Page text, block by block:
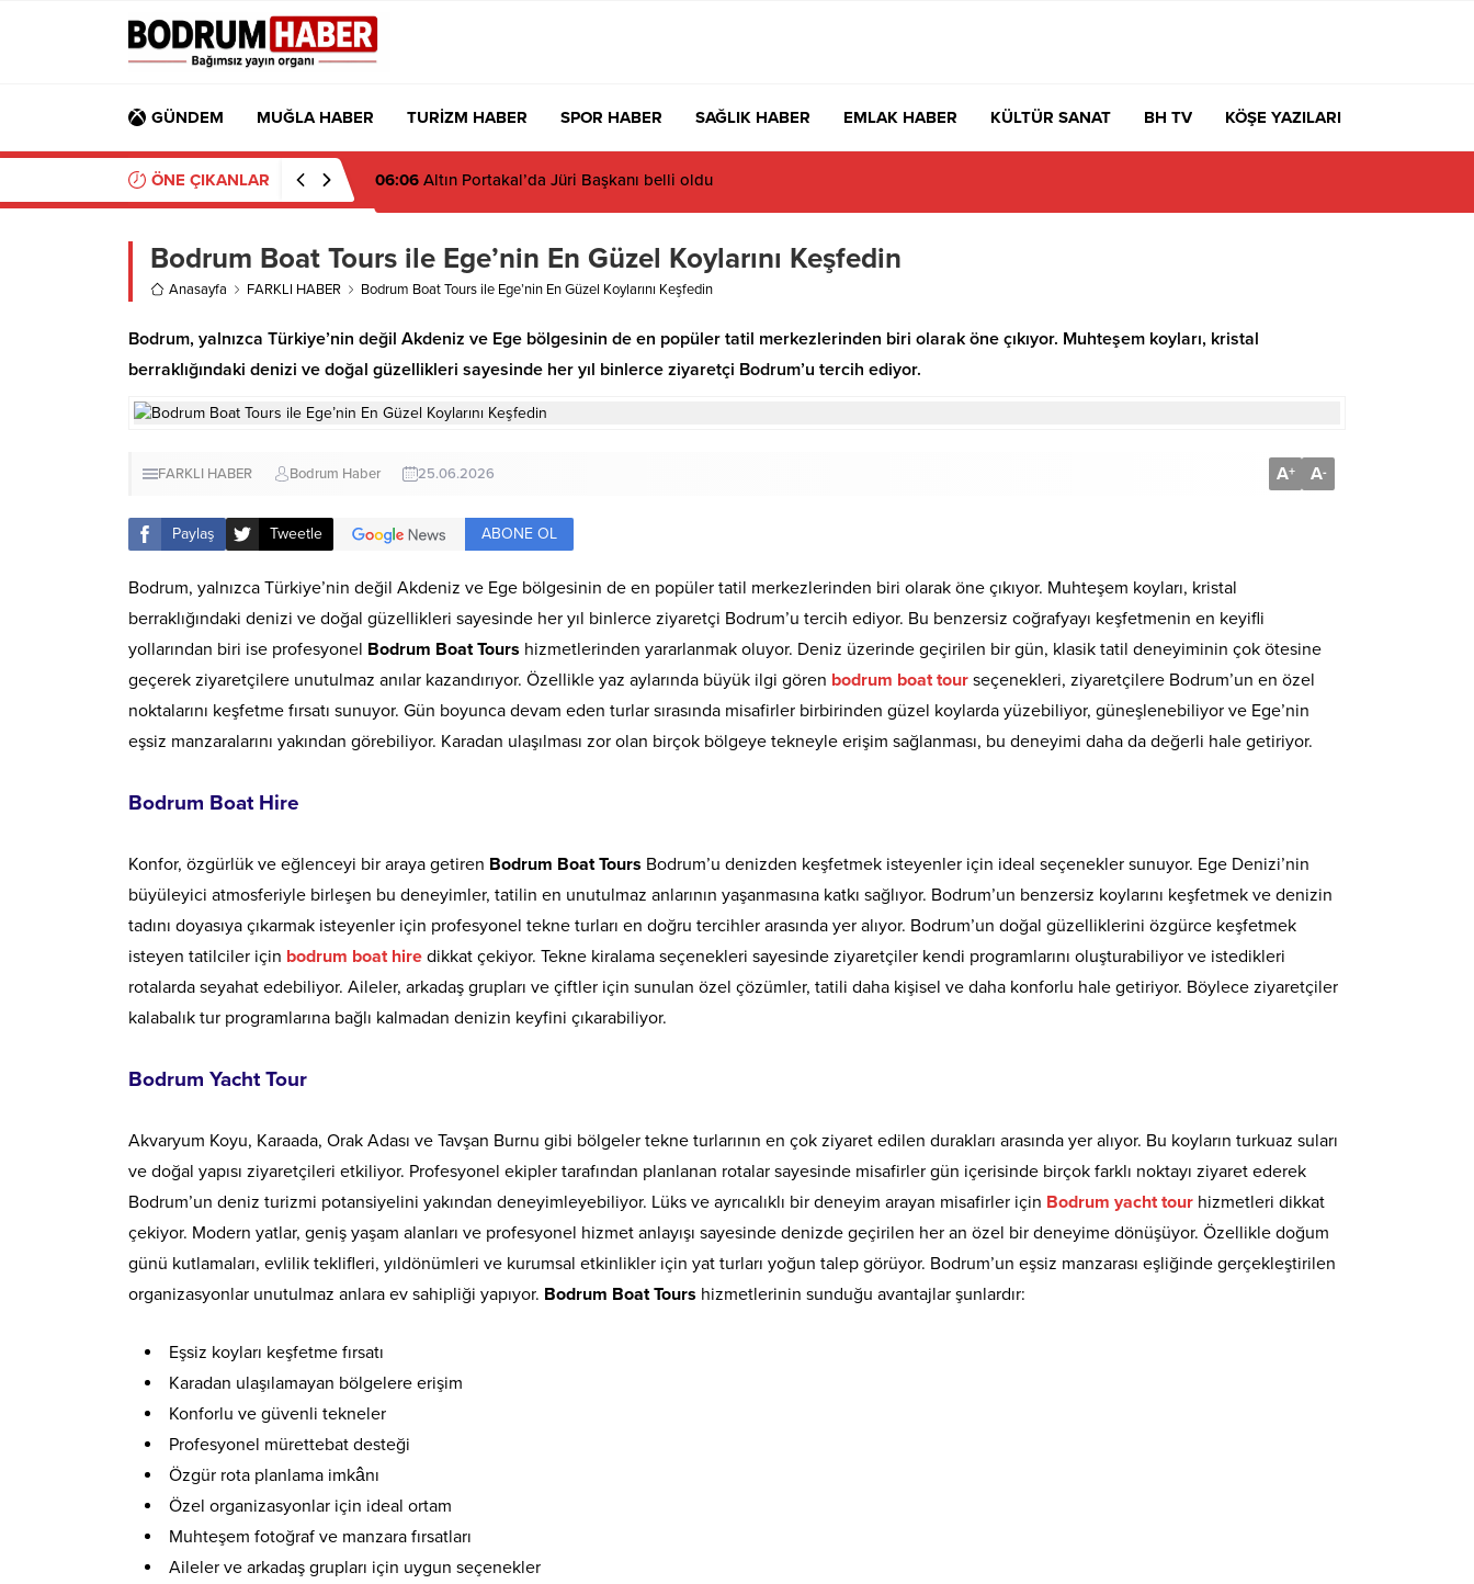
GÜNDEM MUĞLA HABER TURİZM HABER SPOR HABER SAĞLIK HABER EMLAK HABER KÜLTÜR SANAT BH TV KÖŞE YAZILARI
ÖNE ÇIKANLAR 06:06 Altın Portakal’da Jüri Başkanı belli oldu
Bodrum Boat Tours ile Ege’nin En Güzel Koylarını Keşfedin
Anasayfa FARKLI HABER Bodrum Boat Tours ile Ege’nin En Güzel Koylarını Keşfedin
Bodrum, yalnızca Türkiye’nin değil Akdeniz ve Ege bölgesinin de en popüler tatil merkezlerinden biri olarak öne çıkıyor. Muhteşem koyları, kristal
berraklığındaki denizi ve doğal güzellikleri sayesinde her yıl binlerce ziyaretçi Bodrum’u tercih ediyor.
FARKLI HABER Bodrum Haber 25.06.2026 A+ A-
Paylaş Tweetle ABONE OL
Bodrum, yalnızca Türkiye’nin değil Akdeniz ve Ege bölgesinin de en popüler tatil merkezlerinden biri olarak öne çıkıyor. Muhteşem koyları, kristal
berraklığındaki denizi ve doğal güzellikleri sayesinde her yıl binlerce ziyaretçi Bodrum’u tercih ediyor. Bu benzersiz coğrafyayı keşfetmenin en keyifli
yollarından biri ise profesyonel Bodrum Boat Tours hizmetlerinden yararlanmak oluyor. Deniz üzerinde geçirilen bir gün, klasik tatil deneyiminin çok ötesine
geçerek ziyaretçilere unutulmaz anılar kazandırıyor. Özellikle yaz aylarında büyük ilgi gören bodrum boat tour seçenekleri, ziyaretçilere Bodrum’un en özel
noktalarını keşfetme fırsatı sunuyor. Gün boyunca devam eden turlar sırasında misafirler birbirinden güzel koylarda yüzebiliyor, güneşlenebiliyor ve Ege’nin
eşsiz manzaralarını yakından görebiliyor. Karadan ulaşılması zor olan birçok bölgeye tekneyle erişim sağlanması, bu deneyimi daha da değerli hale getiriyor.
Bodrum Boat Hire
Konfor, özgürlük ve eğlenceyi bir araya getiren Bodrum Boat Tours Bodrum’u denizden keşfetmek isteyenler için ideal seçenekler sunuyor. Ege Denizi’nin
büyüleyici atmosferiyle birleşen bu deneyimler, tatilin en unutulmaz anlarının yaşanmasına katkı sağlıyor. Bodrum’un benzersiz koylarını keşfetmek ve denizin
tadını doyasıya çıkarmak isteyenler için profesyonel tekne turları en doğru tercihler arasında yer alıyor. Bodrum’un doğal güzelliklerini özgürce keşfetmek
isteyen tatilciler için bodrum boat hire dikkat çekiyor. Tekne kiralama seçenekleri sayesinde ziyaretçiler kendi programlarını oluşturabiliyor ve istedikleri
rotalarda seyahat edebiliyor. Aileler, arkadaş grupları ve çiftler için sunulan özel çözümler, tatili daha kişisel ve daha konforlu hale getiriyor. Böylece ziyaretçiler
kalabalık tur programlarına bağlı kalmadan denizin keyfini çıkarabiliyor.
Bodrum Yacht Tour
Akvaryum Koyu, Karaada, Orak Adası ve Tavşan Burnu gibi bölgeler tekne turlarının en çok ziyaret edilen durakları arasında yer alıyor. Bu koyların turkuaz suları
ve doğal yapısı ziyaretçileri etkiliyor. Profesyonel ekipler tarafından planlanan rotalar sayesinde misafirler gün içerisinde birçok farklı noktayı ziyaret ederek
Bodrum’un deniz turizmi potansiyelini yakından deneyimleyebiliyor. Lüks ve ayrıcalıklı bir deneyim arayan misafirler için Bodrum yacht tour hizmetleri dikkat
çekiyor. Modern yatlar, geniş yaşam alanları ve profesyonel hizmet anlayışı sayesinde denizde geçirilen her an özel bir deneyime dönüşüyor. Özellikle doğum
günü kutlamaları, evlilik teklifleri, yıldönümleri ve kurumsal etkinlikler için yat turları yoğun talep görüyor. Bodrum’un eşsiz manzarası eşliğinde gerçekleştirilen
organizasyonlar unutulmaz anlara ev sahipliği yapıyor. Bodrum Boat Tours hizmetlerinin sunduğu avantajlar şunlardır:
Eşsiz koyları keşfetme fırsatı
Karadan ulaşılamayan bölgelere erişim
Konforlu ve güvenli tekneler
Profesyonel mürettebat desteği
Özgür rota planlama imkânı
Özel organizasyonlar için ideal ortam
Muhteşem fotoğraf ve manzara fırsatları
Aileler ve arkadaş grupları için uygun seçenekler